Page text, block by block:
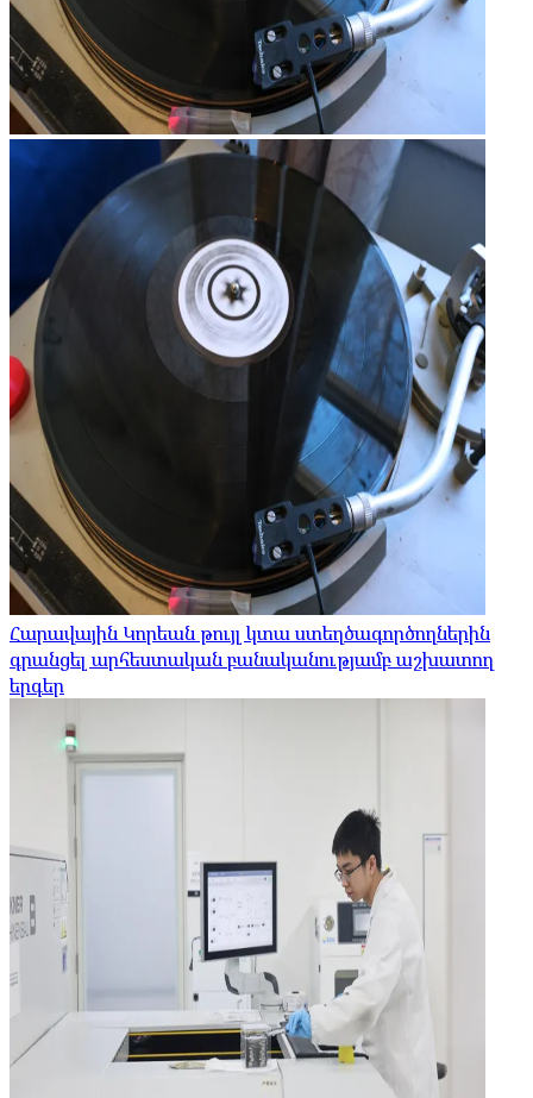
Հարավային Կորեան թույլ կտա ստեղծագործողներին
գրանցել արհեստական ​​բանականությամբ աշխատող
երգեր